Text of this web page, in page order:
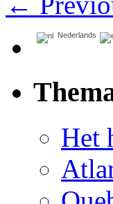
Nederlands
Het